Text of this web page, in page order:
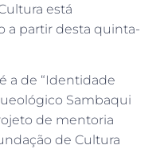
está
a partir desta quinta-
a de “Identidade
Sambaqui
de mentoria
de Cultura